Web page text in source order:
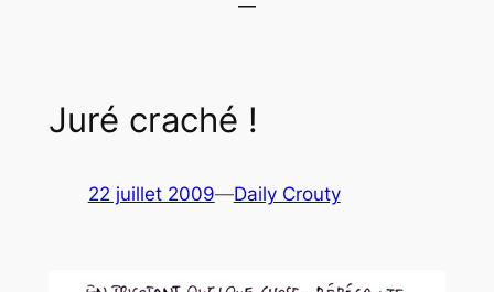
Juré craché !
22 juillet 2009—Daily Crouty